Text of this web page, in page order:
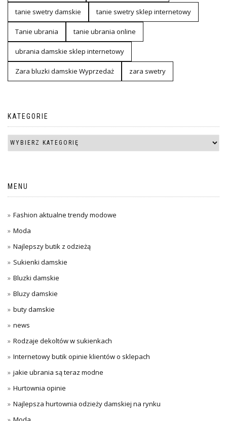
tanie swetry damskie tanie swetry sklep internetowy
Tanie ubrania tanie ubrania online
ubrania damskie sklep internetowy
Zara bluzki damskie Wyprzedaż zara swetry
KATEGORIE
MENU
Fashion aktualne trendy modowe
Moda
Najlepszy butik z odzieżą
Sukienki damskie
Bluzki damskie
Bluzy damskie
buty damskie
news
Rodzaje dekoltów w sukienkach
Internetowy butik opinie klientów o sklepach
jakie ubrania są teraz modne
Hurtownia opinie
Najlepsza hurtownia odzieży damskiej na rynku